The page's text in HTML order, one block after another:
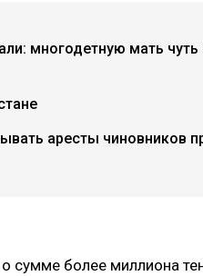
многодетную мать
аресты чиновников
сумме более миллиона